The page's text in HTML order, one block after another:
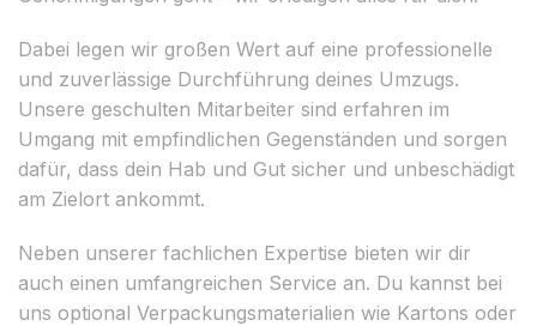
Dabei legen wir großen Wert auf eine professionelle
und zuverlässige Durchführung deines Umzugs.
Unsere geschulten Mitarbeiter sind erfahren im
Umgang mit empfindlichen Gegenständen und sorgen
dafür, dass dein Hab und Gut sicher und unbeschädigt
am Zielort ankommt.
Neben unserer fachlichen Expertise bieten wir dir
auch einen umfangreichen Service an. Du kannst bei
uns optional Verpackungsmaterialien wie Kartons oder